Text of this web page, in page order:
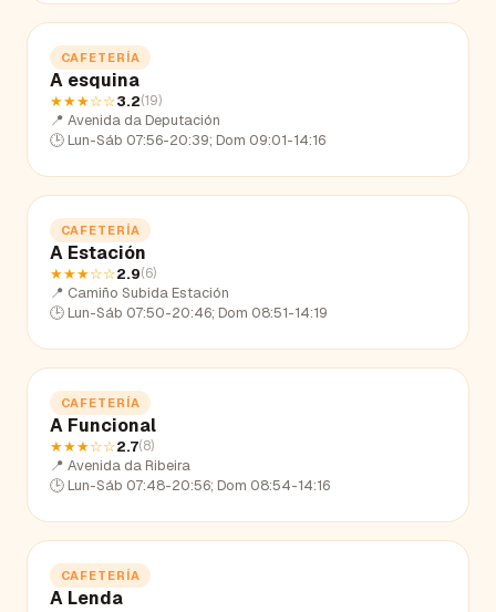
CAFETERÍA
A esquina
★★★☆☆3.2(19)
📍 Avenida da Deputación
🕒 Lun-Sáb 07:56-20:39; Dom 09:01-14:16
CAFETERÍA
A Estación
★★★☆☆2.9(6)
📍 Camiño Subida Estación
🕒 Lun-Sáb 07:50-20:46; Dom 08:51-14:19
CAFETERÍA
A Funcional
★★★☆☆2.7(8)
📍 Avenida da Ribeira
🕒 Lun-Sáb 07:48-20:56; Dom 08:54-14:16
CAFETERÍA
A Lenda